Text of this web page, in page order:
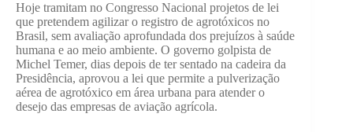
Hoje tramitam no Congresso Nacional projetos de lei
que pretendem agilizar o registro de agrotóxicos no
Brasil, sem avaliação aprofundada dos prejuízos à saúde
humana e ao meio ambiente. O governo golpista de
Michel Temer, dias depois de ter sentado na cadeira da
Presidência, aprovou a lei que permite a pulverização
aérea de agrotóxico em área urbana para atender o
desejo das empresas de aviação agrícola.